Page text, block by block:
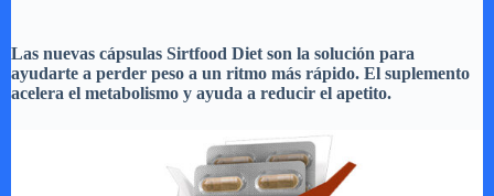
Las nuevas cápsulas Sirtfood Diet son la solución para
ayudarte a perder peso a un ritmo más rápido. El suplemento
acelera el metabolismo y ayuda a reducir el apetito.